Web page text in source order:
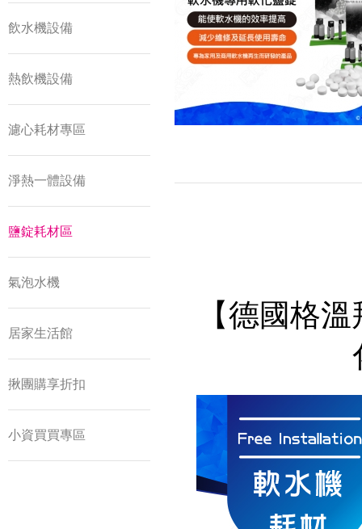
飲水機設備
熱飲機設備
濾心耗材專區
淨熱一體設備
鹽錠耗材區
氣泡水機
居家生活館
揪團購享折扣
小資買買專區
【德國格